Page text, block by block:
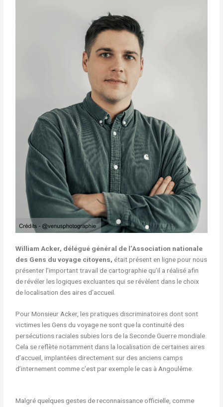
William Acker, délégué général de l’Association nationale
des Gens du voyage citoyens, était présent en ligne pour nous
présenter l’important travail de cartographie qu’il a réalisé afin
de révéler les logiques excluantes qui se révèlent dans le choix
de localisation des aires d’accueil.
Pour Monsieur Acker, les pratiques discriminatoires dont sont
victimes les Gens du voyage ne sont que la continuité des
persécutions raciales subies lors de la Seconde Guerre mondiale.
Cela se reflète notamment dans la localisation de certaines aires
d’accueil, implantées directement sur des anciens camps
d’internement comme c’est par exemple le cas à Angoulême.
Malgré quelques gestes de reconnaissance officielle, comme